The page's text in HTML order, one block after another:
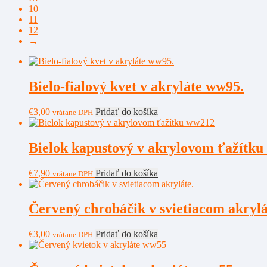
10
11
12
→
Bielo-fialový kvet v akryláte ww95.
€3,00 vrátane DPH Pridať do košíka
Bielok kapustový v akrylovom ťažítku
€7,90 vrátane DPH Pridať do košíka
Červený chrobáčik v svietiacom
€3,00 vrátane DPH Pridať do košíka